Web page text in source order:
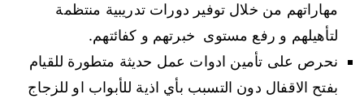
مهاراتهم من خلال توفير دورات تدريبية منتظمة
لتأهيلهم و رفع مستوى خبرتهم و كفائتهم.
نحرص على تأمين ادوات عمل حديثة متطورة للقيام
بفتح الاقفال دون التسبب بأي اذية للأبواب او للزجاج